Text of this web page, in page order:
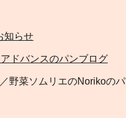
らせ
野菜ソムリエのNorikoのパ